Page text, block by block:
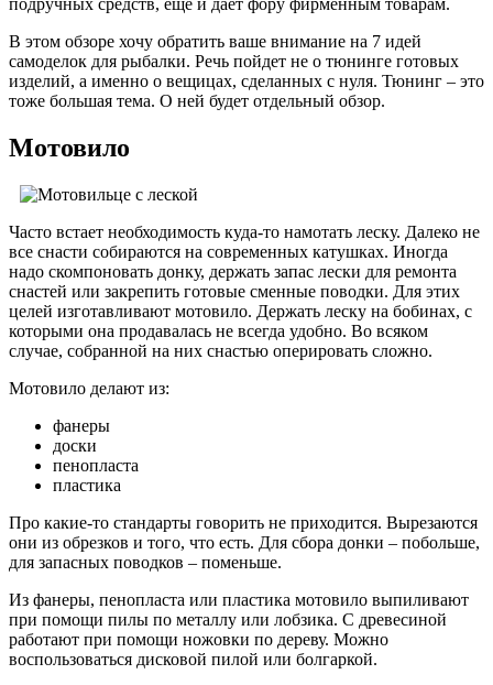
В этом обзоре хочу обратить ваше внимание на 7 идей
самоделок для рыбалки. Речь пойдет не о тюнинге готовых
изделий, а именно о вещицах, сделанных с нуля. Тюнинг – это
тоже большая тема. О ней будет отдельный обзор.
Мотовило
Часто встает необходимость куда-то намотать леску. Далеко не
все снасти собираются на современных катушках. Иногда
надо скомпоновать донку, держать запас лески для ремонта
снастей или закрепить готовые сменные поводки. Для этих
целей изготавливают мотовило. Держать леску на бобинах, с
которыми она продавалась не всегда удобно. Во всяком
случае, собранной на них снастью оперировать сложно.
Мотовило делают из:
фанеры
доски
пенопласта
пластика
Про какие-то стандарты говорить не приходится. Вырезаются
они из обрезков и того, что есть. Для сбора донки – побольше,
для запасных поводков – поменьше.
Из фанеры, пенопласта или пластика мотовило выпиливают
при помощи пилы по металлу или лобзика. С древесиной
работают при помощи ножовки по дереву. Можно
воспользоваться дисковой пилой или болгаркой.